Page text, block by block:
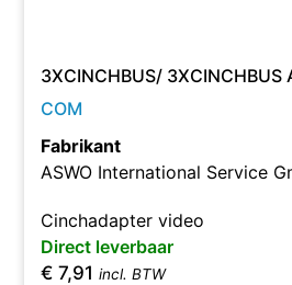
3XCINCHBUS/ 3XCINCHBUS
COM
Fabrikant
ASWO International Service
Cinchadapter video
Direct leverbaar
€ 7,91 incl. BTW